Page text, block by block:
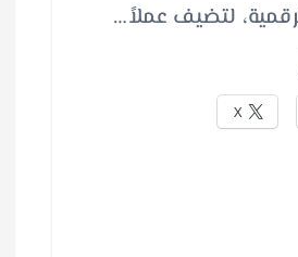
لتضيف عملاً…
X